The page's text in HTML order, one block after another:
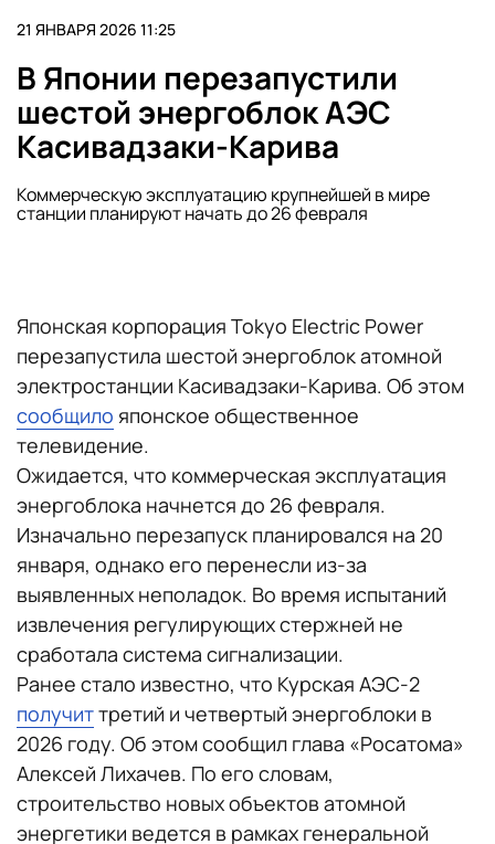
21 ЯНВАРЯ 2026 11:25
В Японии перезапустили
шестой энергоблок АЭС
Касивадзаки-Карива
Коммерческую эксплуатацию крупнейшей в мире
станции планируют начать до 26 февраля
Японская корпорация Tokyo Electric Power
перезапустила шестой энергоблок атомной
электростанции Касивадзаки-Карива. Об этом
сообщило японское общественное
телевидение.
Ожидается, что коммерческая эксплуатация
энергоблока начнется до 26 февраля.
Изначально перезапуск планировался на 20
января, однако его перенесли из-за
выявленных неполадок. Во время испытаний
извлечения регулирующих стержней не
сработала система сигнализации.
Ранее стало известно, что Курская АЭС-2
получиттретий и четвертый энергоблоки в
2026 году. Об этом сообщил глава «Росатома»
Алексей Лихачев. По его словам,
строительство новых объектов атомной
энергетики ведется в рамках генеральной